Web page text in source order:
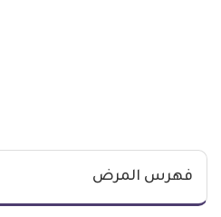
فهرس المرض